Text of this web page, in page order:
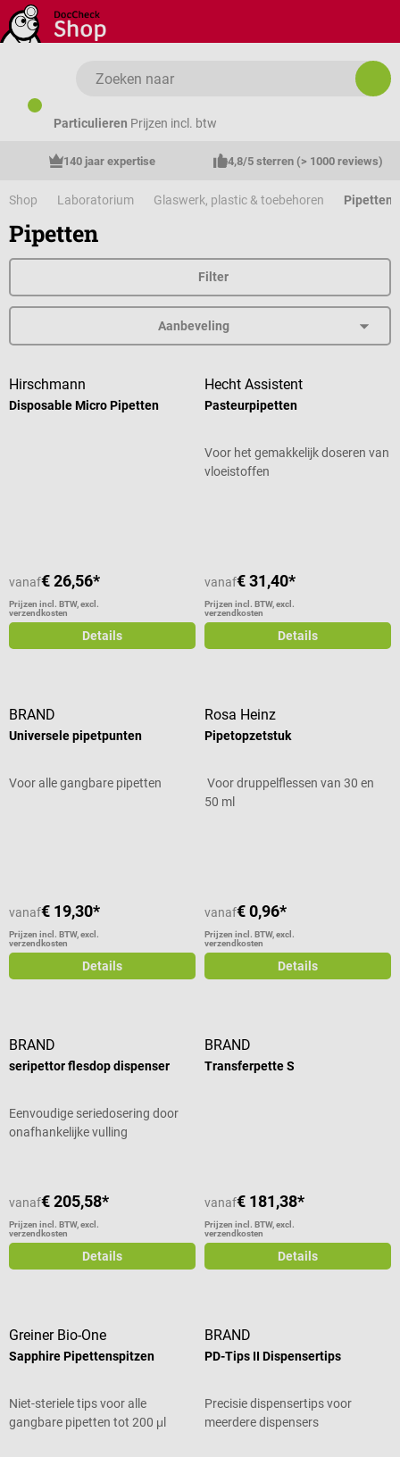
Ga naar de hoofdinhoud
Particulieren Prijzen incl. btw
140 jaar expertise 4,8/5 sterren (> 1000 reviews)
Shop Laboratorium Glaswerk, plastic & toebehoren Pipetten
Pipetten
Filter
Hirschmann
Disposable Micro Pipetten
vanaf€ 26,56*
Prijzen incl. BTW, excl.
verzendkosten
Details
Hecht Assistent
Pasteurpipetten
Voor het gemakkelijk doseren van
vloeistoffen
vanaf€ 31,40*
Prijzen incl. BTW, excl.
verzendkosten
Details
BRAND
Universele pipetpunten
Voor alle gangbare pipetten
vanaf€ 19,30*
Prijzen incl. BTW, excl.
verzendkosten
Details
Rosa Heinz
Pipetopzetstuk
Voor druppelflessen van 30 en
50 ml
vanaf€ 0,96*
Prijzen incl. BTW, excl.
verzendkosten
Details
BRAND
seripettor flesdop dispenser
Eenvoudige seriedosering door
onafhankelijke vulling
vanaf€ 205,58*
Prijzen incl. BTW, excl.
verzendkosten
Details
BRAND
Transferpette S
vanaf€ 181,38*
Prijzen incl. BTW, excl.
verzendkosten
Details
Greiner Bio-One
Sapphire Pipettenspitzen
Niet-steriele tips voor alle
gangbare pipetten tot 200 μl
BRAND
PD-Tips II Dispensertips
Precisie dispensertips voor
meerdere dispensers